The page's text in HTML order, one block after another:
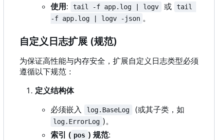
使用: tail -f app.log | logv 或
tail
-f app.log | logv -json 。
自定义日志扩展 (规范)
为保证高性能与内存安全，扩展自定义日志类型必须
遵循以下规范：
定义结构体
必须嵌入
log.BaseLog (或其子类，如
log.ErrorLog )。
索引 ( pos ) 规范: